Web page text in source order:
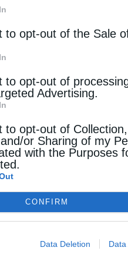
to opt-out of the Sale
to opt-out of
Advertising.
to opt-out of
or Sharing of my
with the Purposes
CONFIRM
Data Deletion Data
πολύ συγκεκριμένες
πρωτίστως ο ίδιος ο
αυτή τη θέση από τον
λύσουμε
συζήτησης. ‘Αρα,
του πολιτικού
το «κυβερνάν» από
εισηγείστε, δηλαδή,
ο ίδιος ο
όλα αυτά που
κομβικό. Γιατί σε
Η ανάπτυξη τρέχει, η
μπορούν να